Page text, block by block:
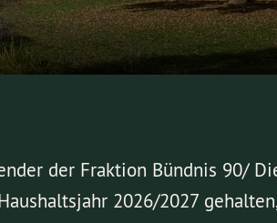
der Fraktion Bündnis 90/
2026/2027